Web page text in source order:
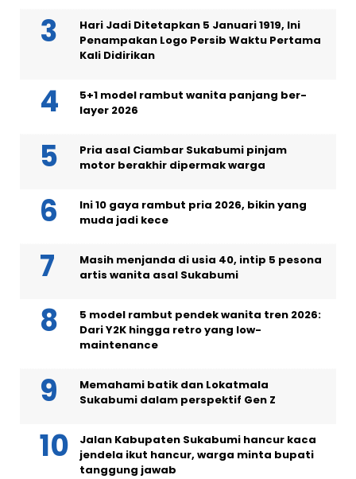
Hari Jadi Ditetapkan 5 Januari 1919, Ini
Penampakan Logo Persib Waktu Pertama
Kali Didirikan
5+1 model rambut wanita panjang ber-
layer 2026
Pria asal Ciambar Sukabumi pinjam
motor berakhir dipermak warga
Ini 10 gaya rambut pria 2026, bikin yang
muda jadi kece
Masih menjanda di usia 40, intip 5 pesona
artis wanita asal Sukabumi
5 model rambut pendek wanita tren 2026:
Dari Y2K hingga retro yang low-
maintenance
Memahami batik dan Lokatmala
Sukabumi dalam perspektif Gen Z
Jalan Kabupaten Sukabumi hancur kaca
jendela ikut hancur, warga minta bupati
tanggung jawab